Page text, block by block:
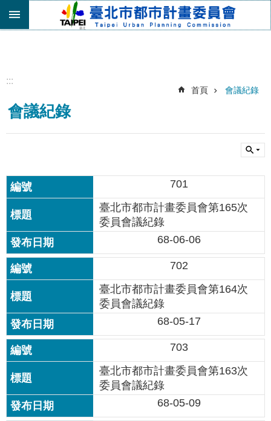
跳到主要內容區塊
關
介
紹
計
畫
委
員
會
專
區
土
計
畫
審
議
專
區
服
務
:::
首頁 會議紀錄
會議紀錄
701
臺北市都市計畫委員會第165次
委員會議紀錄
68-06-06
702
臺北市都市計畫委員會第164次
委員會議紀錄
68-05-17
703
臺北市都市計畫委員會第163次
委員會議紀錄
68-05-09